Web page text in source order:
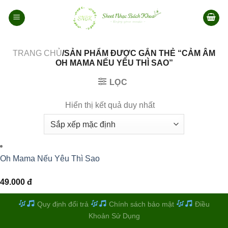
qua
TRANG CHỦ/SẢN PHẨM ĐƯỢC GẮN THẺ “CẢM ÂM
OH MAMA NẾU YÊU THÌ SAO”
LỌC
Hiển thị kết quả duy nhất
Oh Mama Nếu Yêu Thì Sao
49.000 đ
Quy định đổi trả Chính sách bảo mật
Điều
Khoản Sử Dụng